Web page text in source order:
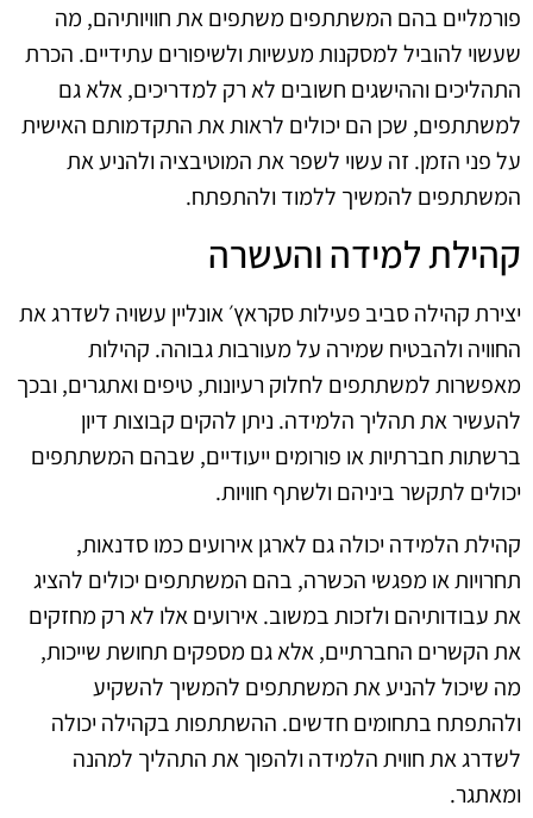
פורמליים בהם המשתתפים משתפים את חוויותיהם, מה
שעשוי להוביל למסקנות מעשיות ולשיפורים עתידיים. הכרת
התהליכים וההישגים חשובים לא רק למדריכים, אלא גם
למשתתפים, שכן הם יכולים לראות את התקדמותם האישית
על פני הזמן. זה עשוי לשפר את המוטיבציה ולהניע את
המשתתפים להמשיך ללמוד ולהתפתח.
קהילת למידה והעשרה
יצירת קהילה סביב פעילות סקראץ׳ אונליין עשויה לשדרג את
החוויה ולהבטיח שמירה על מעורבות גבוהה. קהילות
מאפשרות למשתתפים לחלוק רעיונות, טיפים ואתגרים, ובכך
להעשיר את תהליך הלמידה. ניתן להקים קבוצות דיון
ברשתות חברתיות או פורומים ייעודיים, שבהם המשתתפים
יכולים לתקשר ביניהם ולשתף חוויות.
קהילת הלמידה יכולה גם לארגן אירועים כמו סדנאות,
תחרויות או מפגשי הכשרה, בהם המשתתפים יכולים להציג
את עבודותיהם ולזכות במשוב. אירועים אלו לא רק מחזקים
את הקשרים החברתיים, אלא גם מספקים תחושת שייכות,
מה שיכול להניע את המשתתפים להמשיך להשקיע
ולהתפתח בתחומים חדשים. ההשתתפות בקהילה יכולה
לשדרג את חווית הלמידה ולהפוך את התהליך למהנה
ומאתגר.